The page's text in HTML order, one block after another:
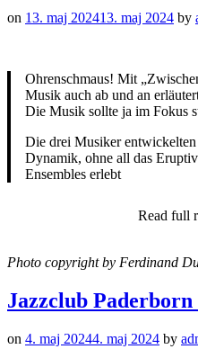
on 13. maj 202413. maj 2024 by
Ohrenschmaus! Mit
Musik auch ab und an
Die Musik sollte ja im Fokus
Die drei Musiker
Dynamik, ohne all das
Ensembles erlebt
Read full
Photo copyright by Ferdinand
Jazzclub
on 4. maj 20244. maj 2024 by